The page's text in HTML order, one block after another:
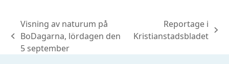
previous
post:
Visning av naturum på
BoDagarna, lördagen den
5 september
next
Reportage i
Kristianstadsbladet